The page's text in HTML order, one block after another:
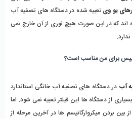
یو وی تعبیه شده در دستگاه های تصفیه آب
اند که در این صورت هیچ نوری از آن خارج نمی
آب در دستگاه های تصفیه آب خانگی استاندارد
از دستگاه ها این فیلتر تعبیه نمی شود. اما
بین بردن میکروارگانیسم ها در آخرین مرحله از